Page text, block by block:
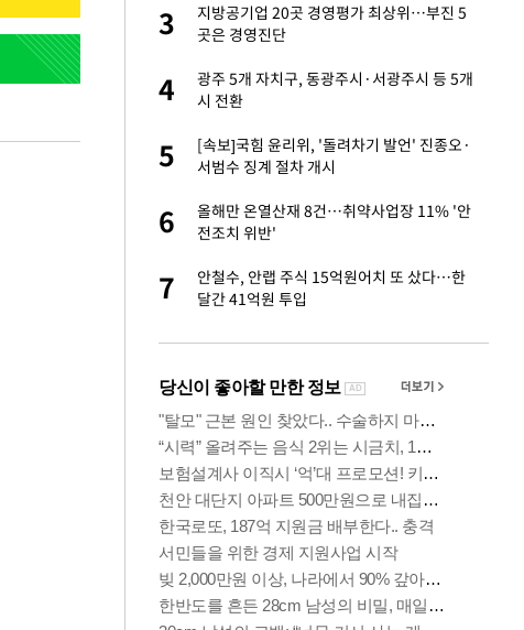
국가대표 병행하더
분기배당 결정…3
375원 분기 배
3
지방공기업 20곳 경영평가 최상위…부진 5
곳은 경영진단
4
광주 5개 자치구, 동광주시·서광주시 등 5개
시 전환
5
[속보]국힘 윤리위, '돌려차기 발언' 진종오·
서범수 징계 절차 개시
6
올해만 온열산재 8건…취약사업장 11% '안
전조치 위반'
7
안철수, 안랩 주식 15억원어치 또 샀다…한
달간 41억원 투입